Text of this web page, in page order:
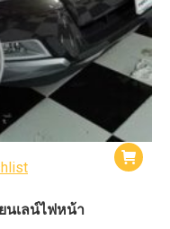
นเลน์ไฟหน้า